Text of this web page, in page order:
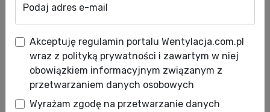
REGULACJA MIKROKLIMATU
POMIESZCZENIA
Data publikacji: 07.02.2006
Data aktualizacji: 08.01.2010
Podaj adres e-mail
Akceptuję regulamin portalu Wentylacja.com.pl
wraz z polityką prywatności i zawartym w niej
obowiązkiem informacyjnym związanym z
przetwarzaniem danych osobowych
Wyrażam zgodę na przetwarzanie danych